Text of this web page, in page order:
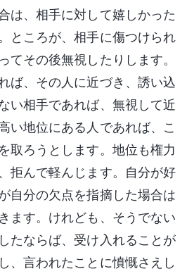
は、相手に対して嬉しかった
ところが、相手に傷つけられ
てその後無視したりします。
ば、その人に近づき、誘い込
い相手であれば、無視して近
い地位にある人であれば、こ
取ろうとします。地位も権力
拒んで軽んじます。自分が好
自分の欠点を指摘した場合は
ます。けれども、そうでない
たならば、受け入れることが
、言われたことに憤慨さえし